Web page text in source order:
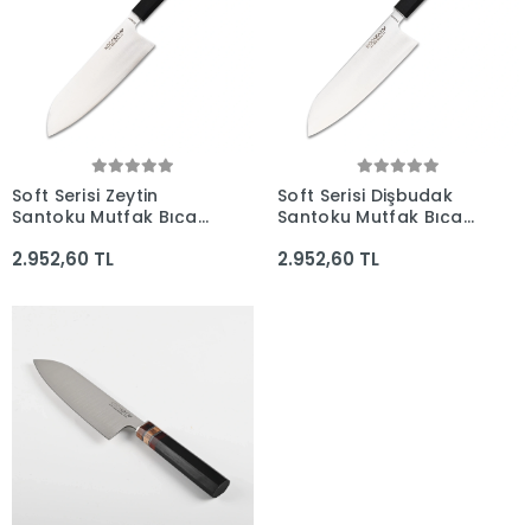
Soft Serisi Zeytin
Santoku Mutfak Bıçağı
Kocakaya Bıçakları
2.952,60 TL
Soft Serisi Dişbudak
Santoku Mutfak Bıçağı
Kocakaya Bıçakları
2.952,60 TL